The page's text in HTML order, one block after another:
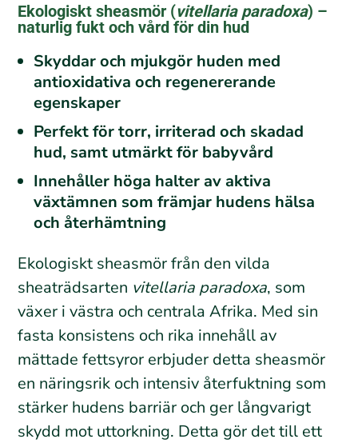
Ekologiskt sheasmör (vitellaria paradoxa) –
naturlig fukt och vård för din hud
Skyddar och mjukgör huden med
antioxidativa och regenererande
egenskaper
Perfekt för torr, irriterad och skadad
hud, samt utmärkt för babyvård
Innehåller höga halter av aktiva
växtämnen som främjar hudens hälsa
och återhämtning
Ekologiskt sheasmör från den vilda
sheaträdsarten vitellaria paradoxa, som
växer i västra och centrala Afrika. Med sin
fasta konsistens och rika innehåll av
mättade fettsyror erbjuder detta sheasmör
en näringsrik och intensiv återfuktning som
stärker hudens barriär och ger långvarigt
skydd mot uttorkning. Detta gör det till ett